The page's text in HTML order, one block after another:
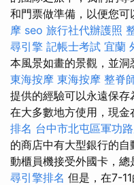
和門票做準備，以便您可
摩 seo 旅行社代辦護照
尋引擎 記帳士考試 宜蘭
本風景如畫的景觀，並洞
東海按摩 東海按摩 整脊
提供的經驗可以永遠保
在大多數地方使用，現金
排名 台中市北屯區軍功
的商店中有大型銀行的
動櫃員機接受外國卡，總
尋引擎排名 但是，在7-